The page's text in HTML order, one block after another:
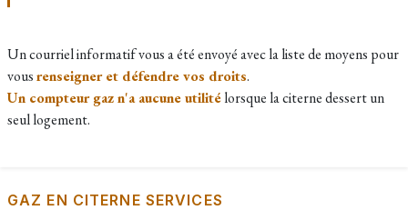
Un courriel informatif vous a été envoyé avec la liste de moyens pour
vousrenseigner et défendre vos droits.
Un compteur gaz n'a aucune utilitélorsque la citerne dessert un
seul logement.
GAZ EN CITERNE SERVICES